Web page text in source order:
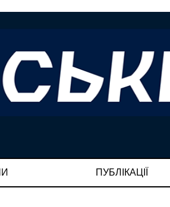
ПУБЛІКАЦІЇ